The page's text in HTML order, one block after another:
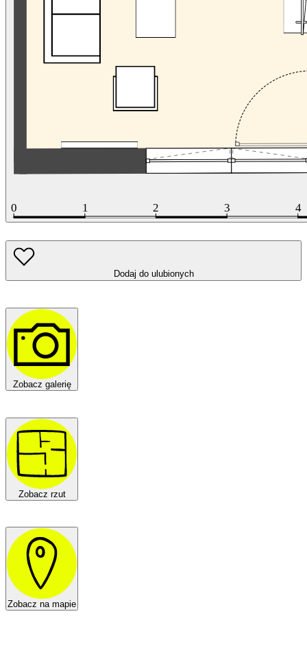
Dodaj do ulubionych
Zobacz galerię
Zobacz rzut
Zobacz na mapie